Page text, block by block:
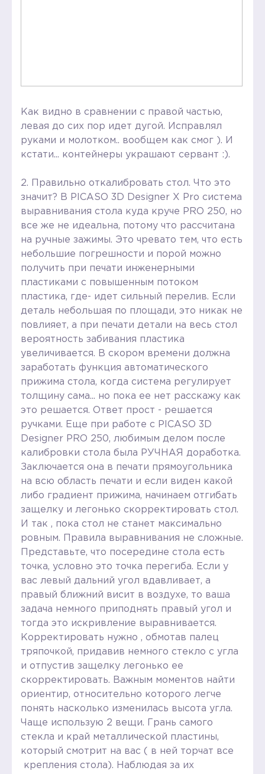
Как видно в сравнении с правой частью,
левая до сих пор идет дугой. Исправлял
руками и молотком.. вообщем как смог ). И
кстати... контейнеры украшают сервант :).
2. Правильно откалибровать стол. Что это
значит? В PICASO 3D Designer X Pro система
выравнивания стола куда круче PRO 250, но
все же не идеальна, потому что рассчитана
на ручные зажимы. Это чревато тем, что есть
небольшие погрешности и порой можно
получить при печати инженерными
пластиками с повышенным потоком
пластика, где- идет сильный перелив. Если
деталь небольшая по площади, это никак не
повлияет, а при печати детали на весь стол
вероятность забивания пластика
увеличивается. В скором времени должна
заработать функция автоматического
прижима стола, когда система регулирует
толщину сама... но пока ее нет расскажу как
это решается. Ответ прост - решается
ручками. Еще при работе с PICASO 3D
Designer PRO 250, любимым делом после
калибровки стола была РУЧНАЯ доработка.
Заключается она в печати прямоугольника
на всю область печати и если виден какой
либо градиент прижима, начинаем отгибать
защелку и легонько скорректировать стол.
И так , пока стол не станет максимально
ровным. Правила выравнивания не сложные.
Представьте, что посередине стола есть
точка, условно это точка перегиба. Если у
вас левый дальний угол вдавливает, а
правый ближний висит в воздухе, то ваша
задача немного приподнять правый угол и
тогда это искривление выравнивается.
Корректировать нужно , обмотав палец
тряпочкой, придавив немного стекло с угла
и отпустив защелку легонько ее
скорректировать. Важным моментов найти
ориентир, относительно которого легче
понять насколько изменилась высота угла.
Чаще использую 2 вещи. Грань самого
стекла и край металлической пластины,
который смотрит на вас ( в ней торчат все
крепления стола). Наблюдая за их